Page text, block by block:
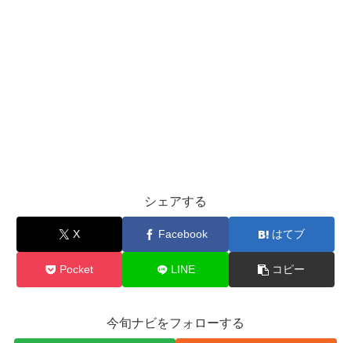
シェアする
X Facebook はてブ
Pocket LINE コピー
今旬ナビをフォローする